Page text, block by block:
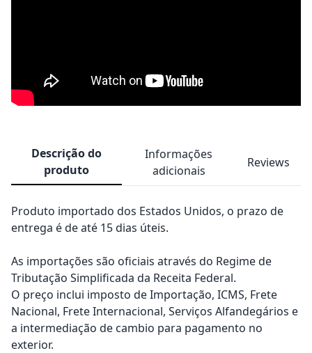
Descrição do
produto
Informações
adicionais
Reviews
Produto importado dos Estados Unidos, o prazo de
entrega é de até 15 dias úteis.
As importações são oficiais através do Regime de
Tributação Simplificada da Receita Federal.
O preço inclui imposto de Importação, ICMS, Frete
Nacional, Frete Internacional, Serviços Alfandegários e
a intermediação de cambio para pagamento no
exterior.